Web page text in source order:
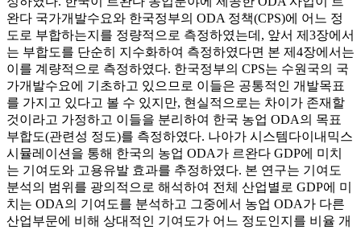
완다 국가개발수요와 한국정부의 ODA 정책(CPS)에 어느 정
도로 부합하는지를 정량적으로 측정하였는데, 앞서 제3장에서
는 부합도를 단순히 지수화하여 측정하였다면 본 제4장에서는
이를 계량적으로 측정하였다. 한국정부의 CPS는 수원국의 국
가개발수요에 기초하고 있으므로 이들은 공통적인 개발목표
를 가지고 있다고 볼 수 있지만, 현실적으로는 차이가 존재할
것이라고 가정하고 이들을 분리하여 한국 농업 ODA의 목표
부합도(관련성 정도)를 측정하였다. 나아가 시스템다이내믹스
시뮬레이션을 통해 한국의 농업 ODA가 르완다 GDP에 미치
는 기여도와 고용유발 효과를 추정하였다. 본 연구는 기여도
분석의 범위를 광의적으로 해석하여 전체 산업별로 GDP에 미
치는 ODA의 기여도를 분석하고 그중에서 농업 ODA가 다른
산업부문에 비해 상대적인 기여도가 어느 정도인지를 비율 개